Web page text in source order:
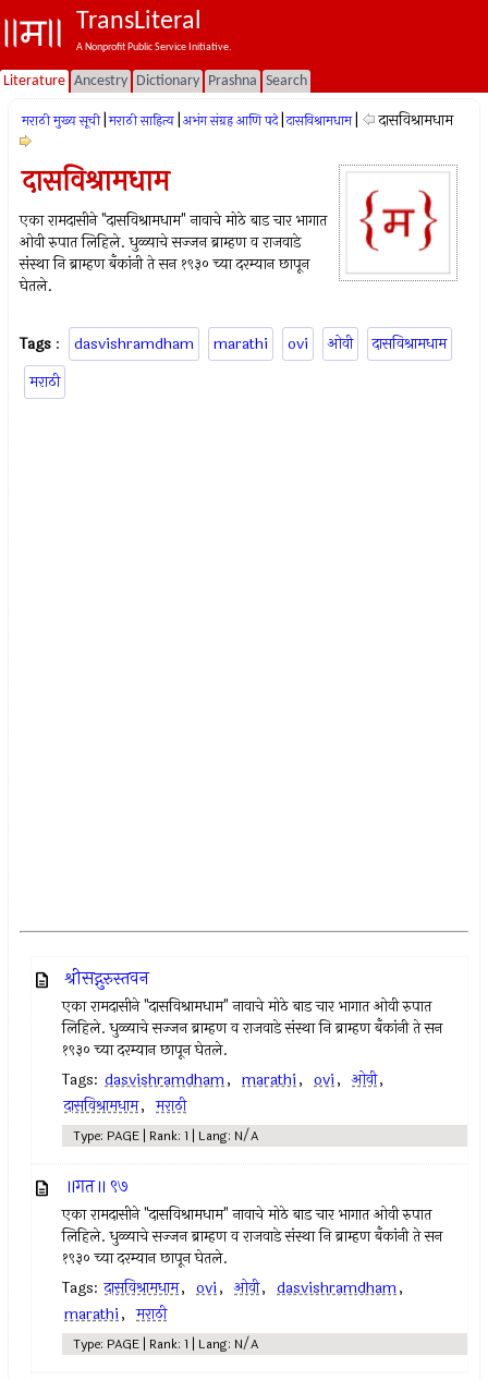
TransLiteral
A Nonprofit Public Service Initiative.
Literature Ancestry Dictionary Prashna Search
मराठी मुख्य सूची मराठी साहित्य अभंग संग्रह आणि पदे दासविश्रामधाम दासविश्रामधाम
दासविश्रामधाम
एका रामदासीने "दासविश्रामधाम" नावाचे मोठे बाड चार भागात
ओवी रुपात लिहिले. धुळ्याचे सज्जन ब्राम्हण व राजवाडे
संस्था नि ब्राम्हण बँकांनी ते सन १९३० च्या दरम्यान छापून
घेतले.
Tags : dasvishramdham marathi ovi ओवी
दासविश्रामधाम
मराठी
श्रीसद्गुरुस्तवन
एका रामदासीने "दासविश्रामधाम" नावाचे मोठे बाड चार भागात ओवी रुपात
लिहिले. धुळ्याचे सज्जन ब्राम्हण व राजवाडे संस्था नि ब्राम्हण बँकांनी ते सन
१९३० च्या दरम्यान छापून घेतले.
Tags: dasvishramdham, marathi, ovi, ओवी,
दासविश्रामधाम, मराठी
Type: PAGE | Rank: 1 | Lang: N/A
॥गत॥ ९७
एका रामदासीने "दासविश्रामधाम" नावाचे मोठे बाड चार भागात ओवी रुपात
लिहिले. धुळ्याचे सज्जन ब्राम्हण व राजवाडे संस्था नि ब्राम्हण बँकांनी ते सन
१९३० च्या दरम्यान छापून घेतले.
Tags: दासविश्रामधाम, ovi, ओवी, dasvishramdham,
marathi, मराठी
Type: PAGE | Rank: 1 | Lang: N/A